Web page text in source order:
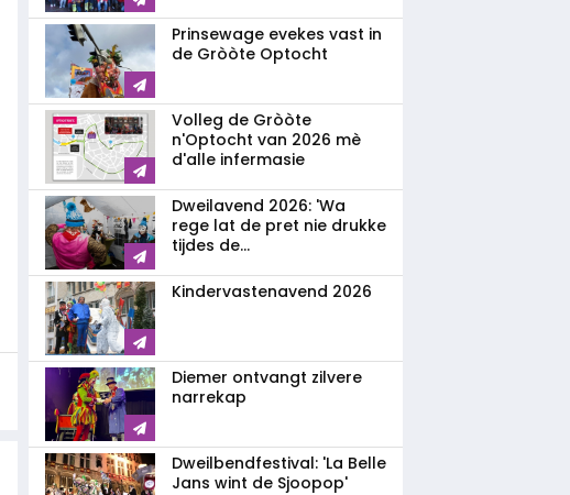
Prinsewage evekes vast in
de Gròòte Optocht
Volleg de Gròòte
n'Optocht van 2026 mè
d'alle infermasie
Dweilavend 2026: 'Wa
rege lat de pret nie drukke
tijdes de...
Kindervastenavend 2026
Diemer ontvangt zilvere
narrekap
Dweilbendfestival: 'La Belle
Jans wint de Sjoopop'